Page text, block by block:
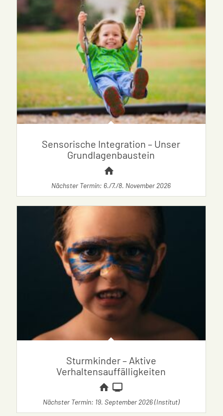
Sensorische Integration – Unser
Grundlagenbaustein
Nächster Termin: 6./7./8. November 2026
Sturmkinder – Aktive
Verhaltensauffälligkeiten
Nächster Termin: 19. September 2026 (Institut)